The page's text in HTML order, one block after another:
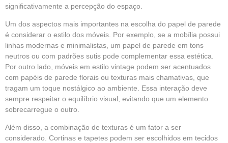
significativamente a percepção do espaço.
Um dos aspectos mais importantes na escolha do papel de parede
é considerar o estilo dos móveis. Por exemplo, se a mobília possui
linhas modernas e minimalistas, um papel de parede em tons
neutros ou com padrões sutis pode complementar essa estética.
Por outro lado, móveis em estilo vintage podem ser acentuados
com papéis de parede florais ou texturas mais chamativas, que
tragam um toque nostálgico ao ambiente. Essa interação deve
sempre respeitar o equilíbrio visual, evitando que um elemento
sobrecarregue o outro.
Além disso, a combinação de texturas é um fator a ser
considerado. Cortinas e tapetes podem ser escolhidos em tecidos